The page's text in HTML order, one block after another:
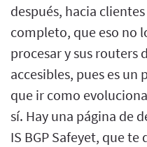
después, hacia
completo, que eso no
procesar y sus routers
accesibles, pues es
que ir como
sí. Hay una página de
IS BGP Safeyet, que te